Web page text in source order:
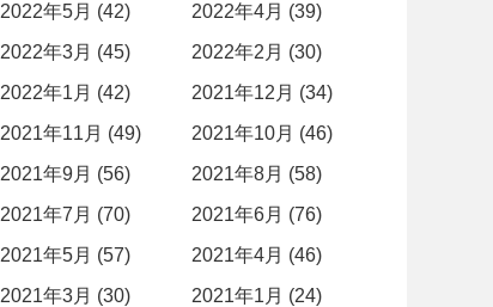
2022年5月 (42)
2022年4月 (39)
2022年3月 (45)
2022年2月 (30)
2022年1月 (42)
2021年12月 (34)
2021年11月 (49)
2021年10月 (46)
2021年9月 (56)
2021年8月 (58)
2021年7月 (70)
2021年6月 (76)
2021年5月 (57)
2021年4月 (46)
2021年3月 (30)
2021年1月 (24)